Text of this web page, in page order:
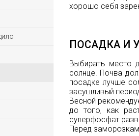
хорошо себя
ПОСАДКА И
Выбирать место
солнце. Почва
посадке лучше
засушливый
Весной
до того, как
суперфосфат
Перед